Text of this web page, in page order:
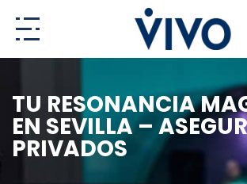
TU RESONANCIA
EN SEVILLA –
PRIVADOS